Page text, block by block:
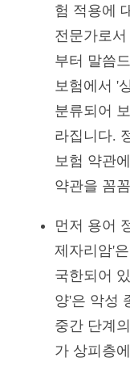
험 적용에
전문가로
부터 말씀
보험에서 '
분류되어
라집니다.
보험 약관
약관을 꼼
먼저 용어
제자리암'
국한되어
양'은 악성
중간 단계
가 상피층